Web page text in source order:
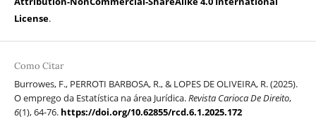
License.
Como Citar
Burrowes, F., PERROTI BARBOSA, R., & LOPES DE OLIVEIRA, R. (2025).
O emprego da Estatística na área Jurídica.Revista Carioca De Direito,
6(1), 64-76. https://doi.org/10.62855/rcd.6.1.2025.172